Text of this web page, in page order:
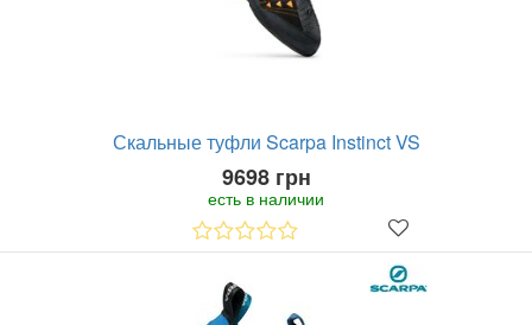
Скальные туфли Scarpa Instinct VS
9698 грн
есть в наличии